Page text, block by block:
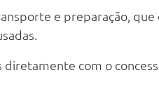
e preparação, que
com o